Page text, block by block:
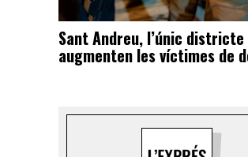
Sant Andreu, l’únic districte
augmenten les víctimes de